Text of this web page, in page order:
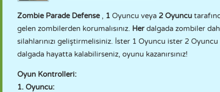
Zombie Parade Defense , 1 Oyuncu veya 2 Oyuncu
gelen zombilerden korumalısınız. Herdalgada zombiler
silahlarınızı geliştirmelisiniz. İster 1 Oyuncu ister 2
dalgada hayatta kalabilirseniz, oyunu kazanırsınız!
Oyun Kontrolleri:
1. Oyuncu: